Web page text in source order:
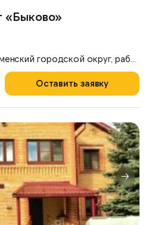
«Быково»
Оставить заявку